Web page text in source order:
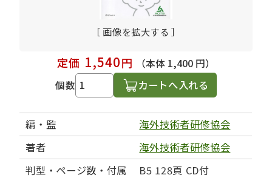
［ 画像を拡大する ］
定価 1,540円
（本体 1,400 円）
個数
カートへ入れる
編・監
海外技術者研修協会
著者
海外技術者研修協会
判型・ページ数・付属
B5 128頁 CD付